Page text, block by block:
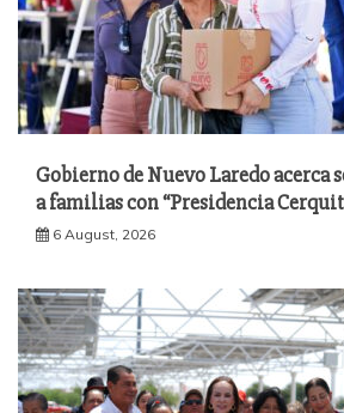
Gobierno de Nuevo Laredo acerca
a familias con “Presidencia
6 August, 2026